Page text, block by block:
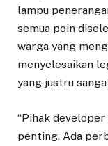
lampu
semua poin
warga yang
menyelesaikan
yang justru
“Pihak
penting. Ada